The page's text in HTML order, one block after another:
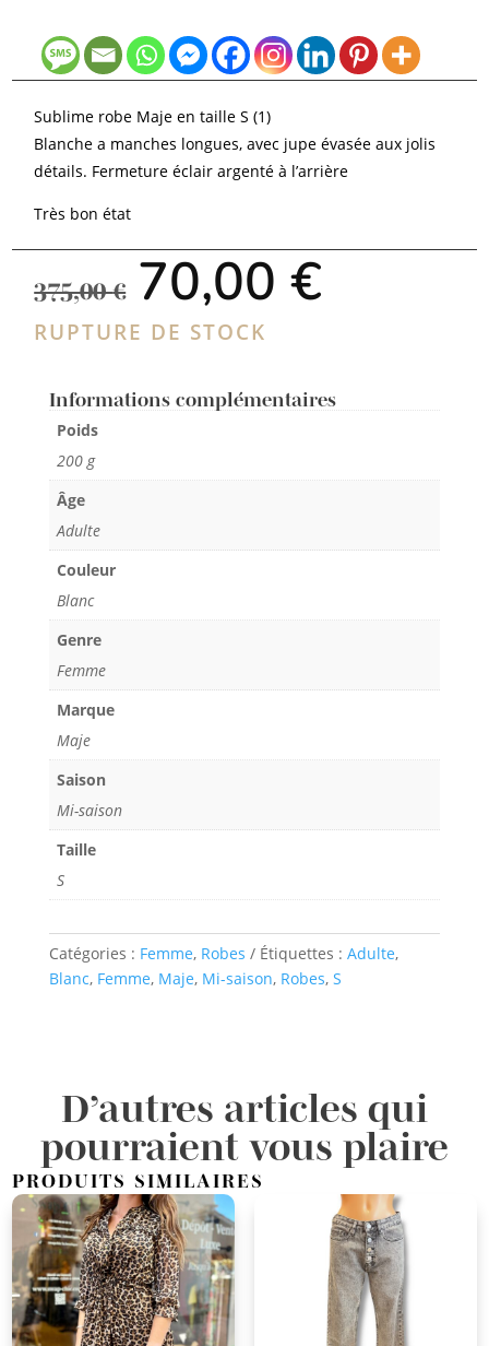
Sublime robe Maje en taille S (1)
Blanche a manches longues, avec jupe évasée aux jolis
détails. Fermeture éclair argenté à l’arrière
Très bon état
375,00€
Le
prix
initial
était :
70,00€Le
RUPTURE DE STOCK
Informations complémentaires
Poids
200 g
Âge
Adulte
Couleur
Blanc
Genre
Femme
Marque
Maje
Saison
Mi-saison
Taille
S
Catégories : Femme, Robes Étiquettes : Adulte,
Blanc, Femme, Maje, Mi-saison, Robes, S
D’autres articles qui
pourraient vous plaire
PRODUITS SIMILAIRES